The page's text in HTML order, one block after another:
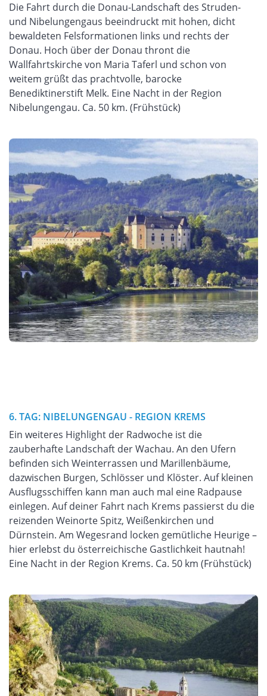
Die Fahrt durch die Donau-Landschaft des Struden-
und Nibelungengaus beeindruckt mit hohen, dicht
bewaldeten Felsformationen links und rechts der
Donau. Hoch über der Donau thront die
Wallfahrtskirche von Maria Taferl und schon von
weitem grüßt das prachtvolle, barocke
Benediktinerstift Melk. Eine Nacht in der Region
Nibelungengau. Ca. 50 km. (Frühstück)
6. TAG: NIBELUNGENGAU - REGION KREMS
Ein weiteres Highlight der Radwoche ist die
zauberhafte Landschaft der Wachau. An den Ufern
befinden sich Weinterrassen und Marillenbäume,
dazwischen Burgen, Schlösser und Klöster. Auf kleinen
Ausflugsschiffen kann man auch mal eine Radpause
einlegen. Auf deiner Fahrt nach Krems passierst du die
reizenden Weinorte Spitz, Weißenkirchen und
Dürnstein. Am Wegesrand locken gemütliche Heurige –
hier erlebst du österreichische Gastlichkeit hautnah!
Eine Nacht in der Region Krems. Ca. 50 km (Frühstück)